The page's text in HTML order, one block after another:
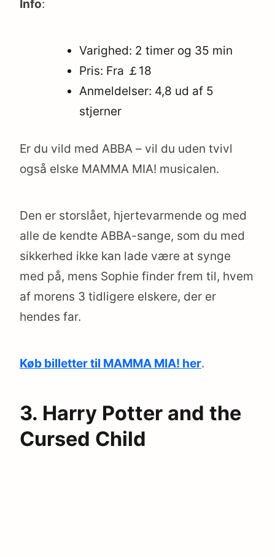
Info:
Varighed: 2 timer og 35 min
Pris: Fra ￡18
Anmeldelser: 4,8 ud af 5
stjerner
Er du vild med ABBA – vil du uden tvivl
også elske MAMMA MIA! musicalen.
Den er storslået, hjertevarmende og med
alle de kendte ABBA-sange, som du med
sikkerhed ikke kan lade være at synge
med på, mens Sophie finder frem til, hvem
af morens 3 tidligere elskere, der er
hendes far.
Køb billetter til MAMMA MIA! her.
3. Harry Potter and the
Cursed Child